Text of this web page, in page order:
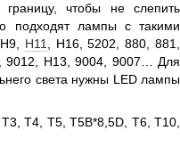
границу, чтобы не слепить
подходят лампы с такими
H9, H11
, H16, 5202, 880, 881,
9012, H13, 9004, 9007… Для
света нужны LED лампы
Т4, Т5, Т5В*8,5D, Т6, Т10,